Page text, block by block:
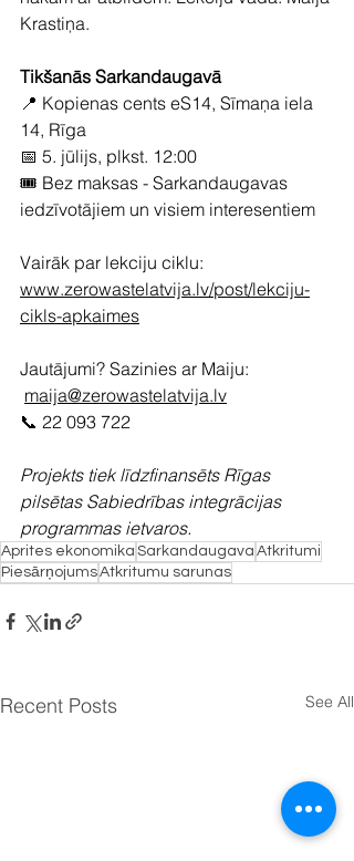
Krastiņa.
Tikšanās Sarkandaugavā
📍 Kopienas cents eS14, Sīmaņa iela
14, Rīga
📅 5. jūlijs, plkst. 12:00
🎟 Bez maksas - Sarkandaugavas
iedzīvotājiem un visiem interesentiem
Vairāk par lekciju ciklu:
www.zerowastelatvija.lv/post/lekciju-
cikls-apkaimes
Jautājumi? Sazinies ar Maiju:
maija@zerowastelatvija.lv
📞 22 093 722
Projekts tiek līdzfinansēts Rīgas
pilsētas Sabiedrības integrācijas
programmas ietvaros.
Aprites ekonomika Sarkandaugava Atkritumi
PiesārņojumsAtkritumu sarunas
Recent Posts See All